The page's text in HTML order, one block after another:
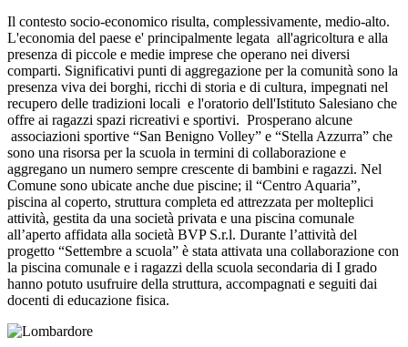
Il contesto socio-economico risulta, complessivamente, medio-alto.
L'economia del paese e' principalmente legata all'agricoltura e alla
presenza di piccole e medie imprese che operano nei diversi
comparti. Significativi punti di aggregazione per la comunità sono la
presenza viva dei borghi, ricchi di storia e di cultura, impegnati nel
recupero delle tradizioni locali e l'oratorio dell'Istituto Salesiano che
offre ai ragazzi spazi ricreativi e sportivi. Prosperano alcune
associazioni sportive “San Benigno Volley” e “Stella Azzurra” che
sono una risorsa per la scuola in termini di collaborazione e
aggregano un numero sempre crescente di bambini e ragazzi. Nel
Comune sono ubicate anche due piscine; il “Centro Aquaria”,
piscina al coperto, struttura completa ed attrezzata per molteplici
attività, gestita da una società privata e una piscina comunale
all’aperto affidata alla società BVP S.r.l. Durante l’attività del
progetto “Settembre a scuola” è stata attivata una collaborazione con
la piscina comunale e i ragazzi della scuola secondaria di I grado
hanno potuto usufruire della struttura, accompagnati e seguiti dai
docenti di educazione fisica.